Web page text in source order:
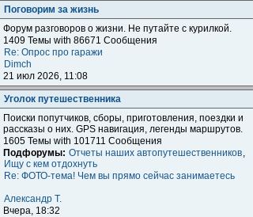
Поговорим за жизнь
Форум разговоров о жизни. Не путайте с курилкой.
1409 Темы with 86671 Сообщения
Re: Опрос про гаражи
Dimch
21 июл 2026, 11:08
Уголок путешественника
Поиски попутчиков, сборы, приготовления, поездки и
расcказы о них. GPS навигация, легенды маршрутов.
1605 Темы with 101711 Сообщения
Подфорумы: Отчеты наших автопутешественников,
Ищу с кем отдохнуть
Re: ФОТО-тема! Чем вы прямо сейчас занимаетесь
Александр Т.
Вчера, 18:32